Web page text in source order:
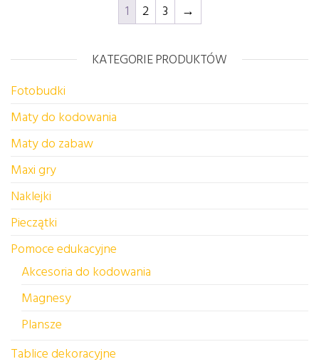
1 2 3 →
KATEGORIE PRODUKTÓW
Fotobudki
Maty do kodowania
Maty do zabaw
Maxi gry
Naklejki
Pieczątki
Pomoce edukacyjne
Akcesoria do kodowania
Magnesy
Plansze
Tablice dekoracyjne